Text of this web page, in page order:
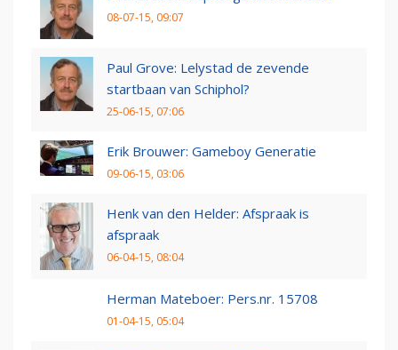
08-07-15, 09:07
Paul Grove: Lelystad de zevende
startbaan van Schiphol?
25-06-15, 07:06
Erik Brouwer: Gameboy Generatie
09-06-15, 03:06
Henk van den Helder: Afspraak is
afspraak
06-04-15, 08:04
Herman Mateboer: Pers.nr. 15708
01-04-15, 05:04